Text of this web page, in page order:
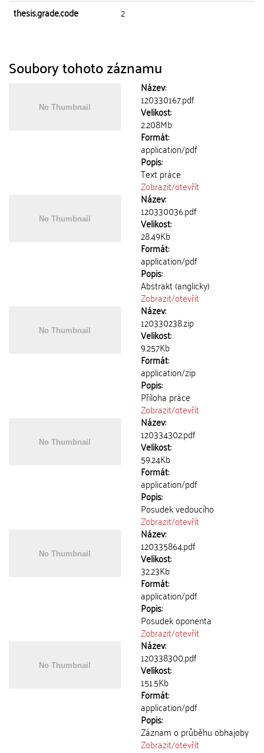
thesis.grade.code
2
Soubory tohoto záznamu
Název:
120330167.pdf
Velikost:
2.208Mb
Formát:
application/pdf
Popis:
Text práce
Zobrazit/otevřít
Název:
120330036.pdf
Velikost:
28.49Kb
Formát:
application/pdf
Popis:
Abstrakt (anglicky)
Zobrazit/otevřít
Název:
120330238.zip
Velikost:
9.257Kb
Formát:
application/zip
Popis:
Příloha práce
Zobrazit/otevřít
Název:
120334302.pdf
Velikost:
59.24Kb
Formát:
application/pdf
Popis:
Posudek vedoucího
Zobrazit/otevřít
Název:
120335864.pdf
Velikost:
32.23Kb
Formát:
application/pdf
Popis:
Posudek oponenta
Zobrazit/otevřít
Název:
120338300.pdf
Velikost:
151.5Kb
Formát:
application/pdf
Popis:
Záznam o průběhu obhajoby
Zobrazit/otevřít